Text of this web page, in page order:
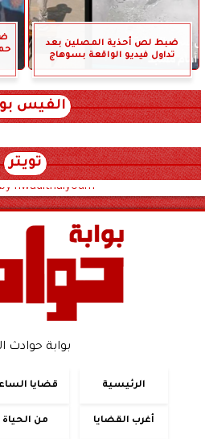
ضبط لص أحذية المصلين بعد
تداول فيديو الواقعة بسوهاج
الفيس
تويتر
hwadithalyoum
بوابة حوادث
الرئيسية قضايا
أغرب القضايا من الحياة